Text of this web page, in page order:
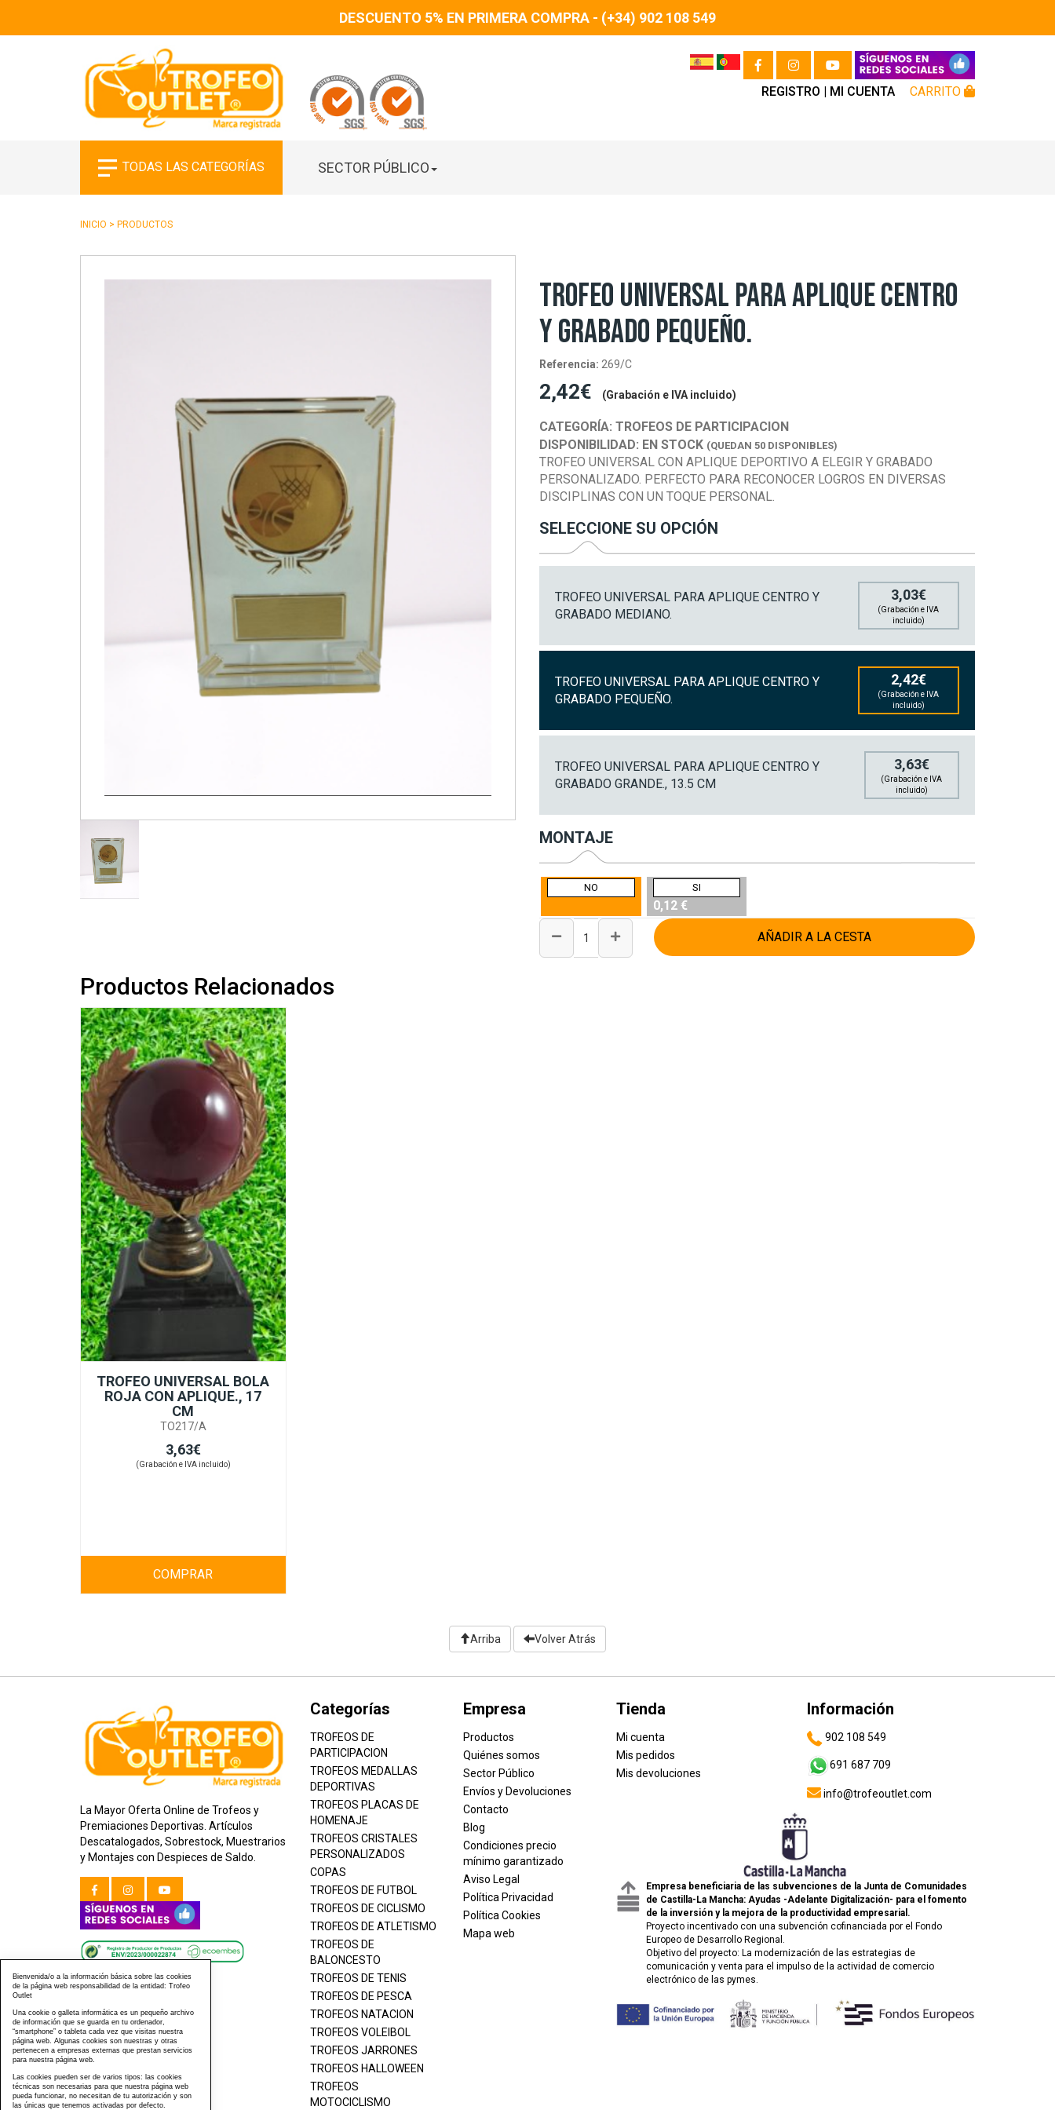
DESCUENTO 5% EN PRIMERA COMPRA - (+34) 902 108 549
REGISTRO | MI CUENTA CARRITO
TODAS LAS CATEGORÍAS SECTOR PÚBLICO
INICIO > PRODUCTOS
TROFEO UNIVERSAL PARA APLIQUE CENTRO
Y GRABADO PEQUEÑO.
Referencia: 269/C
2,42€ (Grabación e IVA incluido)
CATEGORÍA: TROFEOS DE PARTICIPACION
DISPONIBILIDAD: EN STOCK (QUEDAN 50 DISPONIBLES)
TROFEO UNIVERSAL CON APLIQUE DEPORTIVO A ELEGIR Y GRABADO
PERSONALIZADO. PERFECTO PARA RECONOCER LOGROS EN DIVERSAS
DISCIPLINAS CON UN TOQUE PERSONAL.
SELECCIONE SU OPCIÓN
TROFEO UNIVERSAL PARA APLIQUE CENTRO Y
GRABADO MEDIANO.
3,03€
(Grabación e IVA
incluido)
TROFEO UNIVERSAL PARA APLIQUE CENTRO Y
GRABADO PEQUEÑO.
2,42€
(Grabación e IVA
incluido)
TROFEO UNIVERSAL PARA APLIQUE CENTRO Y
GRABADO GRANDE., 13.5 CM
3,63€
(Grabación e IVA
incluido)
MONTAJE
NO SI
0,12 €
AÑADIR A LA CESTA
Productos Relacionados
TROFEO UNIVERSAL BOLA
ROJA CON APLIQUE., 17
CM
TO217/A
3,63€
(Grabación e IVA incluido)
COMPRAR
Arriba Volver Atrás
La Mayor Oferta Online de Trofeos y
Premiaciones Deportivas. Artículos
Descatalogados, Sobrestock, Muestrarios
y Montajes con Despieces de Saldo.
Categorías
TROFEOS DE
PARTICIPACION
TROFEOS MEDALLAS
DEPORTIVAS
TROFEOS PLACAS DE
HOMENAJE
TROFEOS CRISTALES
PERSONALIZADOS
COPAS
TROFEOS DE FUTBOL
TROFEOS DE CICLISMO
TROFEOS DE ATLETISMO
TROFEOS DE
BALONCESTO
TROFEOS DE TENIS
TROFEOS DE PESCA
TROFEOS NATACION
TROFEOS VOLEIBOL
TROFEOS JARRONES
TROFEOS HALLOWEEN
TROFEOS
MOTOCICLISMO
Empresa
Productos
Quiénes somos
Sector Público
Envíos y Devoluciones
Contacto
Blog
Condiciones precio
mínimo garantizado
Aviso Legal
Política Privacidad
Política Cookies
Mapa web
Tienda
Mi cuenta
Mis pedidos
Mis devoluciones
Información
902 108 549
691 687 709
info@trofeoutlet.com
Empresa beneficiaria de las subvenciones de la Junta de Comunidades
de Castilla-La Mancha: Ayudas -Adelante Digitalización- para el fomento
de la inversión y la mejora de la productividad empresarial.
Proyecto incentivado con una subvención cofinanciada por el Fondo
Europeo de Desarrollo Regional.
Objetivo del proyecto: La modernización de las estrategias de
comunicación y venta para el impulso de la actividad de comercio
electrónico de las pymes.
Bienvenida/o a la información básica sobre las cookies
de la página web responsabilidad de la entidad: Trofeo
Outlet
Una cookie o galleta informática es un pequeño archivo
de información que se guarda en tu ordenador,
“smartphone” o tableta cada vez que visitas nuestra
página web. Algunas cookies son nuestras y otras
pertenecen a empresas externas que prestan servicios
para nuestra página web.
Las cookies pueden ser de varios tipos: las cookies
técnicas son necesarias para que nuestra página web
pueda funcionar, no necesitan de tu autorización y son
las únicas que tenemos activadas por defecto.